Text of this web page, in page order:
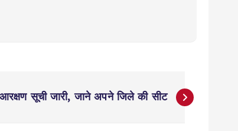
सूची जारी, जाने अपने जिले की सीट